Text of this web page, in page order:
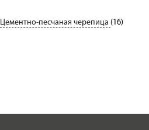
Цементно-песчаная черепица (16)